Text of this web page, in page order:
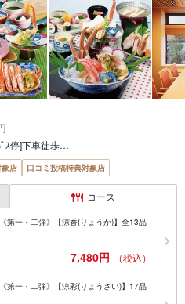
ｽ停]下車徒歩…
象店 口コミ投稿特典対象店
コース
第一・二弾》【涼香(りょうか)】全13品
7,480円 （税込）
第一・二弾》【涼彩(りょうさい)】17品